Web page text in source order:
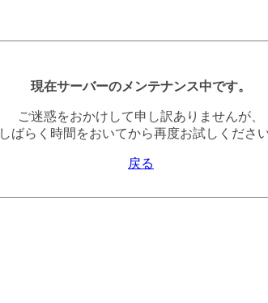
現在サーバーのメンテナンス中です。
ご迷惑をおかけして申し訳ありませんが、
しばらく時間をおいてから再度お試しください
戻る